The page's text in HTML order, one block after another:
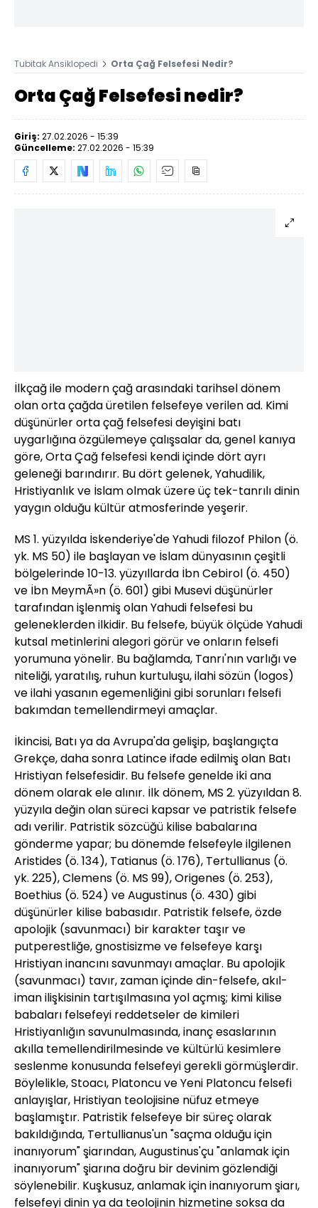
Tubitak Ansiklopedi Orta Çağ Felsefesi Nedir?
Orta Çağ Felsefesi nedir?
Giriş: 27.02.2026 - 15:39
Güncelleme: 27.02.2026 - 15:39
İlkçağ ile modern çağ arasındaki tarihsel dönem
olan orta çağda üretilen felsefeye verilen ad. Kimi
düşünürler orta çağ felsefesi deyişini batı
uygarlığına özgülemeye çalışsalar da, genel kanıya
göre, Orta Çağ felsefesi kendi içinde dört ayrı
geleneği barındırır. Bu dört gelenek, Yahudilik,
Hristiyanlık ve İslam olmak üzere üç tek-tanrılı dinin
yaygın olduğu kültür atmosferinde yeşerir.
MS 1. yüzyılda İskenderiye'de Yahudi filozof Philon (ö.
yk. MS 50) ile başlayan ve İslam dünyasının çeşitli
bölgelerinde 10-13. yüzyıllarda İbn Cebirol (ö. 450)
ve İbn MeymÃ»n (ö. 601) gibi Musevi düşünürler
tarafından işlenmiş olan Yahudi felsefesi bu
geleneklerden ilkidir. Bu felsefe, büyük ölçüde Yahudi
kutsal metinlerini alegori görür ve onların felsefi
yorumuna yönelir. Bu bağlamda, Tanrı'nın varlığı ve
niteliği, yaratılış, ruhun kurtuluşu, ilahi sözün (logos)
ve ilahi yasanın egemenliğini gibi sorunları felsefi
bakımdan temellendirmeyi amaçlar.
İkincisi, Batı ya da Avrupa'da gelişip, başlangıçta
Grekçe, daha sonra Latince ifade edilmiş olan Batı
Hristiyan felsefesidir. Bu felsefe genelde iki ana
dönem olarak ele alınır. İlk dönem, MS 2. yüzyıldan 8.
yüzyıla değin olan süreci kapsar ve patristik felsefe
adı verilir. Patristik sözcüğü kilise babalarına
gönderme yapar; bu dönemde felsefeyle ilgilenen
Aristides (ö. 134), Tatianus (ö. 176), Tertullianus (ö.
yk. 225), Clemens (ö. MS 99), Origenes (ö. 253),
Boethius (ö. 524) ve Augustinus (ö. 430) gibi
düşünürler kilise babasıdır. Patristik felsefe, özde
apolojik (savunmacı) bir karakter taşır ve
putperestliğe, gnostisizme ve felsefeye karşı
Hristiyan inancını savunmayı amaçlar. Bu apolojik
(savunmacı) tavır, zaman içinde din-felsefe, akıl-
iman ilişkisinin tartışılmasına yol açmış; kimi kilise
babaları felsefeyi reddetseler de kimileri
Hristiyanlığın savunulmasında, inanç esaslarının
akılla temellendirilmesinde ve kültürlü kesimlere
seslenme konusunda felsefeyi gerekli görmüşlerdir.
Böylelikle, Stoacı, Platoncu ve Yeni Platoncu felsefi
anlayışlar, Hristiyan teolojisine nüfuz etmeye
başlamıştır. Patristik felsefeye bir süreç olarak
bakıldığında, Tertullianus'un "saçma olduğu için
inanıyorum" şiarından, Augustinus'çu "anlamak için
inanıyorum" şiarına doğru bir devinim gözlendiği
söylenebilir. Kuşkusuz, anlamak için inanıyorum şiarı,
felsefeyi dinin ya da teolojinin hizmetine soksa da